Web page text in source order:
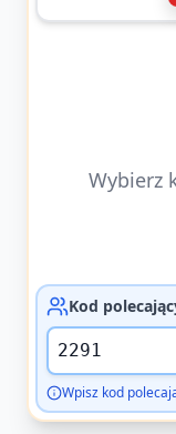
Wybierz
Kod
Wpisz kod